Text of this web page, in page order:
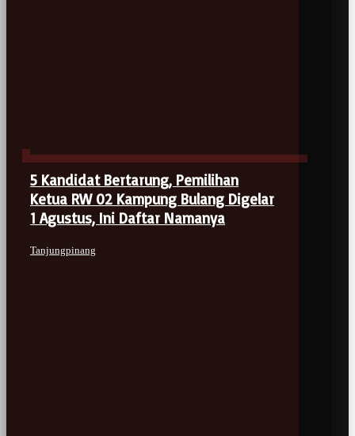
5 Kandidat Bertarung, Pemilihan
Ketua RW 02 Kampung Bulang Digelar
1 Agustus, Ini Daftar Namanya
Tanjungpinang